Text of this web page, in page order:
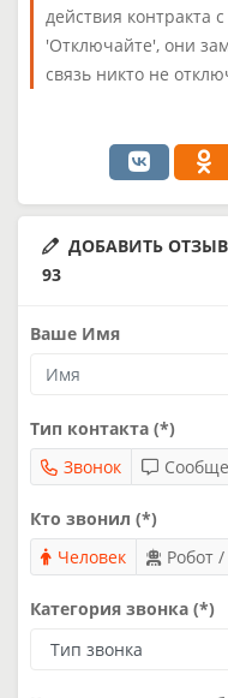
действия контракта
'Отключайте', они
связь никто не
ДОБАВИТЬ ОТЗЫВ
93
Ваше Имя
Тип контакта (*)
Звонок
Кто звонил (*)
Человек
Робот
Категория звонка (*)